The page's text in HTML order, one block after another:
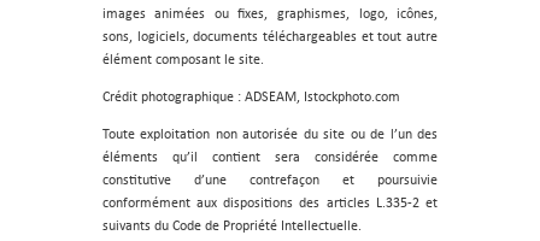
images animées ou fixes, graphismes, logo, icônes,
sons, logiciels, documents téléchargeables et tout autre
élément composant le site.
Crédit photographique : ADSEAM, Istockphoto.com
Toute exploitation non autorisée du site ou de l’un des
éléments qu’il contient sera considérée comme
constitutive d’une contrefaçon et poursuivie
conformément aux dispositions des articles L.335-2 et
suivants du Code de Propriété Intellectuelle.